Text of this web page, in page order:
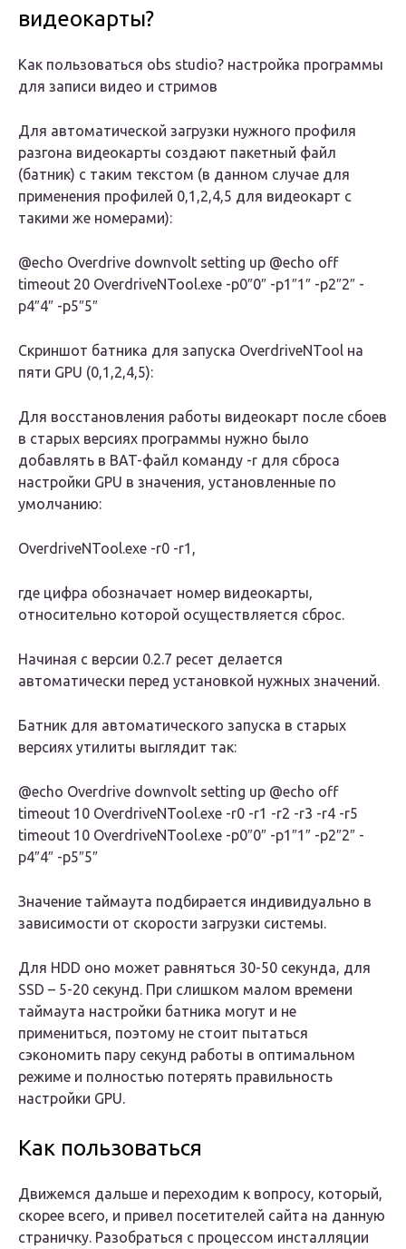
видеокарты?
Как пользоваться obs studio? настройка программы
для записи видео и стримов
Для автоматической загрузки нужного профиля
разгона видеокарты создают пакетный файл
(батник) с таким текстом (в данном случае для
применения профилей 0,1,2,4,5 для видеокарт с
такими же номерами):
@echo Overdrive downvolt setting up @echo off
timeout 20 OverdriveNTool.exe -p0″0″ -p1″1″ -p2″2″ -
p4″4″ -p5″5″
Скриншот батника для запуска OverdriveNTool на
пяти GPU (0,1,2,4,5):
Для восстановления работы видеокарт после сбоев
в старых версиях программы нужно было
добавлять в BAT-файл команду -r для сброса
настройки GPU в значения, установленные по
умолчанию:
OverdriveNTool.exe -r0 -r1,
где цифра обозначает номер видеокарты,
относительно которой осуществляется сброс.
Начиная с версии 0.2.7 ресет делается
автоматически перед установкой нужных значений.
Батник для автоматического запуска в старых
версиях утилиты выглядит так:
@echo Overdrive downvolt setting up @echo off
timeout 10 OverdriveNTool.exe -r0 -r1 -r2 -r3 -r4 -r5
timeout 10 OverdriveNTool.exe -p0″0″ -p1″1″ -p2″2″ -
p4″4″ -p5″5″
Значение таймаута подбирается индивидуально в
зависимости от скорости загрузки системы.
Для HDD оно может равняться 30-50 секунда, для
SSD – 5-20 секунд. При слишком малом времени
таймаута настройки батника могут и не
примениться, поэтому не стоит пытаться
сэкономить пару секунд работы в оптимальном
режиме и полностью потерять правильность
настройки GPU.
Как пользоваться
Движемся дальше и переходим к вопросу, который,
скорее всего, и привел посетителей сайта на данную
страничку. Разобраться с процессом инсталляции